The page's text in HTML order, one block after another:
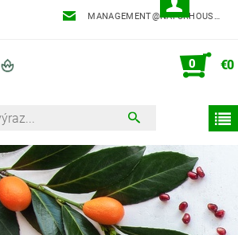
MANAGEMENT@NATURHOUSE.SK
0 €0